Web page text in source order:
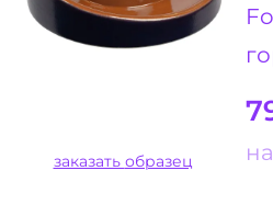
заказать образец